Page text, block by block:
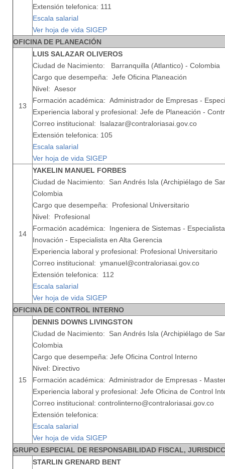
Extensión telefonica: 111
Escala salarial
Ver hoja de vida SIGEP
OFICINA DE PLANEACIÓN
13
LUIS SALAZAR OLIVEROS
Ciudad de Nacimiento: Barranquilla (Atlantico) - Colombia
Cargo que desempeña: Jefe Oficina Planeación
Nivel: Asesor
Formación académica: Administrador de Empresas -
Experiencia laboral y profesional: Jefe de Planeación -
Correo institucional: lsalazar@contraloriasai.gov.co
Extensión telefonica: 105
Escala salarial
Ver hoja de vida SIGEP
14
YAKELIN MANUEL FORBES
Ciudad de Nacimiento: San Andrés Isla (Archipiélago de
Colombia
Cargo que desempeña: Profesional Universitario
Nivel: Profesional
Formación académica: Ingeniera de Sistemas -
Inovación - Especialista en Alta Gerencia
Experiencia laboral y profesional: Profesional Universitario
Correo institucional: ymanuel@contraloriasai.gov.co
Extensión telefonica: 112
Escala salarial
Ver hoja de vida SIGEP
OFICINA DE CONTROL INTERNO
15
DENNIS DOWNS LIVINGSTON
Ciudad de Nacimiento: San Andrés Isla (Archipiélago de
Colombia
Cargo que desempeña: Jefe Oficina Control Interno
Nivel: Directivo
Formación académica: Administrador de Empresas -
Experiencia laboral y profesional: Jefe Oficina de Control
Correo institucional: controlinterno@contraloriasai.gov.co
Extensión telefonica:
Escala salarial
Ver hoja de vida SIGEP
GRUPO ESPECIAL DE RESPONSABILIDAD FISCAL,
STARLIN GRENARD BENT